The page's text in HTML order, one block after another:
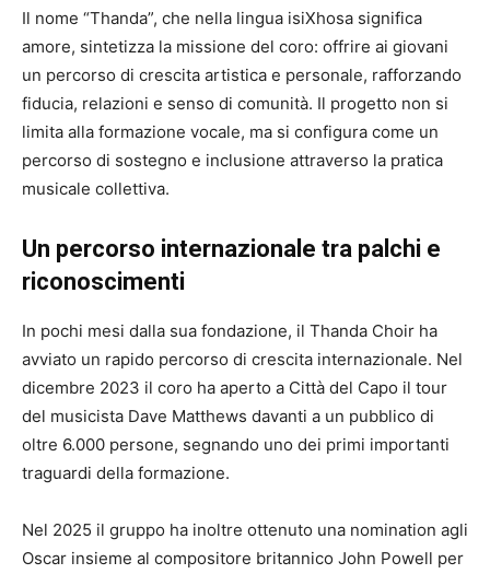
Il nome “Thanda”, che nella lingua isiXhosa significa
amore, sintetizza la missione del coro: offrire ai giovani
un percorso di crescita artistica e personale, rafforzando
fiducia, relazioni e senso di comunità. Il progetto non si
limita alla formazione vocale, ma si configura come un
percorso di sostegno e inclusione attraverso la pratica
musicale collettiva.
Un percorso internazionale tra palchi e
riconoscimenti
In pochi mesi dalla sua fondazione, il Thanda Choir ha
avviato un rapido percorso di crescita internazionale. Nel
dicembre 2023 il coro ha aperto a Città del Capo il tour
del musicista Dave Matthews davanti a un pubblico di
oltre 6.000 persone, segnando uno dei primi importanti
traguardi della formazione.
Nel 2025 il gruppo ha inoltre ottenuto una nomination agli
Oscar insieme al compositore britannico John Powell per